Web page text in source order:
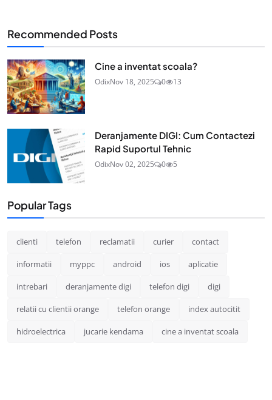
Recommended Posts
Cine a inventat scoala?
OdixNov 18, 2025 0 13
Deranjamente DIGI: Cum Contactezi
Rapid Suportul Tehnic
OdixNov 02, 2025 0 5
Popular Tags
clienti telefon reclamatii curier contact
informatii myppc android ios aplicatie
intrebari deranjamente digi telefon digi digi
relatii cu clientii orange telefon orange index autocitit
hidroelectrica jucarie kendama cine a inventat scoala